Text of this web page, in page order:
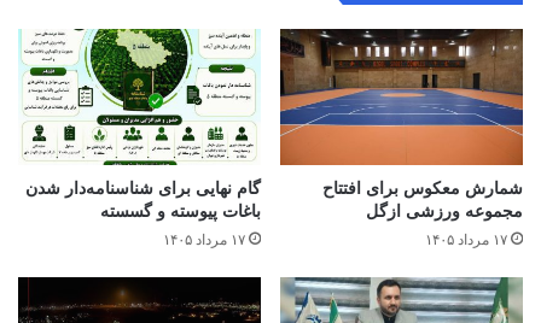
شمارش معکوس برای افتتاح
مجموعه ورزشی ازگل
۱۷ مرداد ۱۴۰۵
گام نهایی برای شناسنامه‌دار شدن
باغات پیوسته و گسسته
۱۷ مرداد ۱۴۰۵